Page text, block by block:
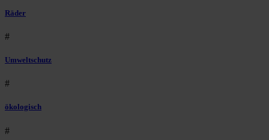
Räder
#
Umweltschutz
#
ökologisch
#